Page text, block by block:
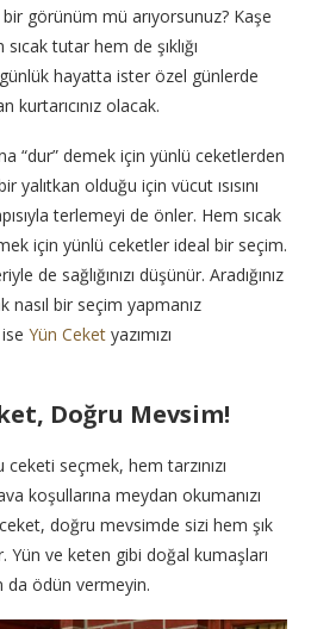
bir görünüm mü arıyorsunuz? Kaşe
tutar hem de şıklığı
hayatta ister özel günlerde
kurtarıcınız olacak.
“dur” demek için yünlü ceketlerden
yalıtkan olduğu için vücut ısısını
terlemeyi de önler. Hem sıcak
için yünlü ceketler ideal bir seçim.
de sağlığınızı düşünür. Aradığınız
bir seçim yapmanız
Yün Ceket yazımızı
Doğru Mevsim!
seçmek, hem tarzınızı
koşullarına meydan okumanızı
doğru mevsimde sizi hem şık
ve keten gibi doğal kumaşları
da ödün vermeyin.